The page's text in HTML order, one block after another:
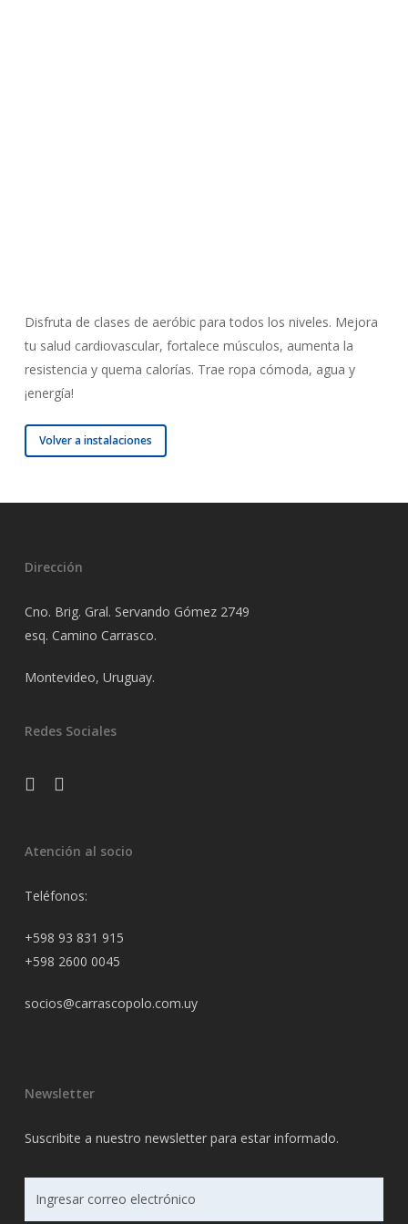
Disfruta de clases de aeróbic para todos los niveles. Mejora
tu salud cardiovascular, fortalece músculos, aumenta la
resistencia y quema calorías. Trae ropa cómoda, agua y
¡energía!
Volver a instalaciones
Dirección
Cno. Brig. Gral. Servando Gómez 2749
esq. Camino Carrasco.
Montevideo, Uruguay.
Redes Sociales
facebookinstagram
Atención al socio
Teléfonos:
+598 93 831 915
+598 2600 0045
socios@carrascopolo.com.uy
Newsletter
Suscribite a nuestro newsletter para estar informado.